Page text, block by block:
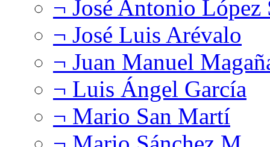
¬ José Antonio López
¬ José Luis Arévalo
¬ Juan Manuel
¬ Luis Ángel García
¬ Mario San Martí